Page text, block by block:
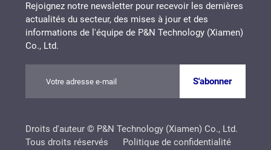
Rejoignez notre newsletter pour recevoir les dernières
actualités du secteur, des mises à jour et des
informations de l'équipe de P&N Technology (Xiamen)
Co., Ltd.
S'abonner
Droits d'auteur © P&N Technology (Xiamen) Co., Ltd.
Tous droits réservés
Politique de confidentialité